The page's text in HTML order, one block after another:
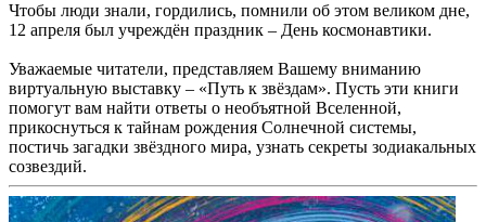
Чтобы люди знали, гордились, помнили об этом великом дне,
12 апреля был учреждён праздник – День космонавтики.
Уважаемые читатели, представляем Вашему вниманию
виртуальную выставку – «Путь к звёздам». Пусть эти книги
помогут вам найти ответы о необъятной Вселенной,
прикоснуться к тайнам рождения Солнечной системы,
постичь загадки звёздного мира, узнать секреты зодиакальных
созвездий.